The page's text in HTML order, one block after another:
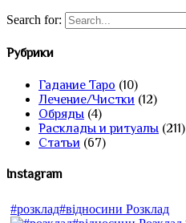
Search for:
Рубрики
Гадание Таро (10)
Лечение/Чистки (12)
Обряды (4)
Расклады и ритуалы (211)
Статьи (67)
Instagram
#розклад#відносини Розклад